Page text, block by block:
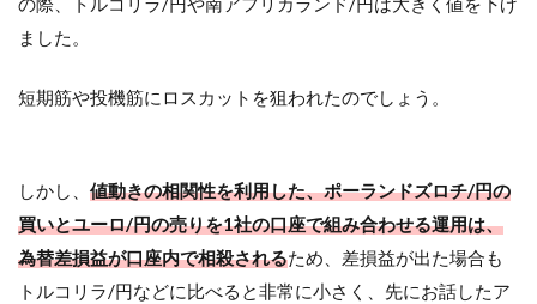
ました。
短期筋や投機筋にロスカットを狙われたのでしょう。
しかし、 値動きの相関性を利用した、ポーランドズロチ/円の
買いとユーロ/円の売りを1社の口座で組み合わせる運用は、
為替差損益が口座内で相殺されるため、差損益が出た場合も
トルコリラ/円などに比べると非常に小さく、先にお話したア